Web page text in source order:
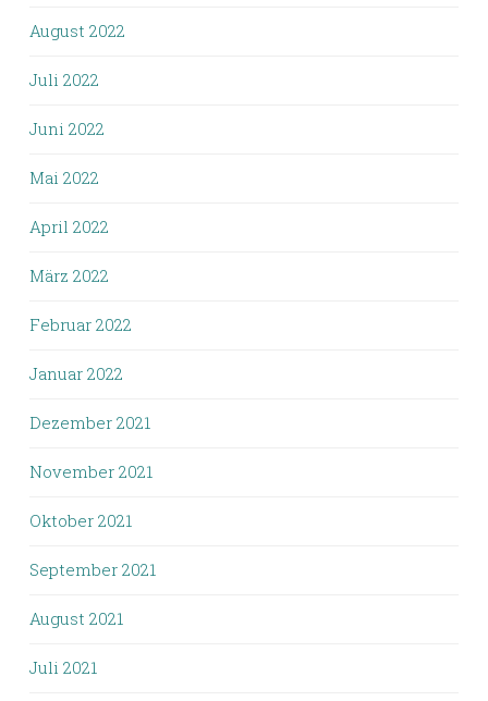
August 2022
Juli 2022
Juni 2022
Mai 2022
April 2022
März 2022
Februar 2022
Januar 2022
Dezember 2021
November 2021
Oktober 2021
September 2021
August 2021
Juli 2021